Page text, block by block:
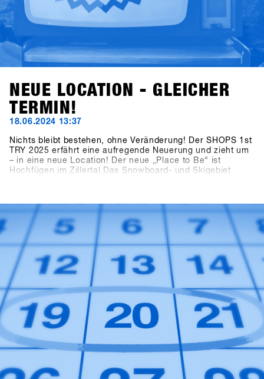
NEUE LOCATION - GLEICHER
TERMIN!
18.06.2024 13:37
Nichts bleibt bestehen, ohne Veränderung! Der SHOPS 1st
TRY 2025 erfährt eine aufregende Neuerung und zieht um
– in eine neue Location! Der neue „Place to Be“ ist
Hochfügen im Zillertal.Das Snowboard- und Skigebiet
ungeahnte Möglichkeiten, Europas größtes B2B
Snowboarding Event und On-Snow-Test
weiterzuentwickeln.Merkt euch den Termin vor: Der
Zeitraum bleibt der 19. - 21. Januar 2025. Das finale
Konzept wird Ende Juli an die Marken kommuniziert. Wie
gewohnt gehen die Einladungen an die Shops Ende
Oktober raus!